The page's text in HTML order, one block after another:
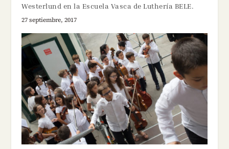
Westerlund en la Escuela Vasca de Luthería BELE.
27 septiembre, 2017